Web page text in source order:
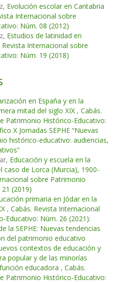
Evolución escolar en Cantabria
Internacional sobre
Núm. 08 (2012)
Estudios de latinidad en
Revista Internacional sobre
Núm. 19 (2018)
en España y en la
mitad del siglo XIX , Cabás.
Patrimonio Histórico-Educativo:
X Jornadas SEPHE “Nuevas
histórico-educativo: audiencias,
Educación y escuela en la
caso de Lorca (Murcia), 1900-
sobre Patrimonio
(2019)
primaria en Jódar en la
, Cabás. Revista Internacional
Educativo: Núm. 26 (2021):
la SEPHE: Nuevas tendencias
del patrimonio educativo
contextos de educación y
popular y de las minorías
educadora , Cabás.
Patrimonio Histórico-Educativo: